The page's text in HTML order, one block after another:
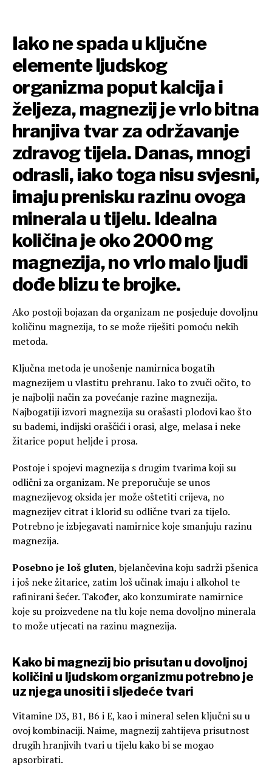
Iako ne spada u ključne
elemente ljudskog
organizma poput kalcija i
željeza, magnezij je vrlo bitna
hranjiva tvar za održavanje
zdravog tijela. Danas, mnogi
odrasli, iako toga nisu svjesni,
imaju prenisku razinu ovoga
minerala u tijelu. Idealna
količina je oko 2000 mg
magnezija, no vrlo malo ljudi
dođe blizu te brojke.
Ako postoji bojazan da organizam ne posjeduje dovoljnu
količinu magnezija, to se može riješiti pomoću nekih
metoda.
Ključna metoda je unošenje namirnica bogatih
magnezijem u vlastitu prehranu. Iako to zvuči očito, to
je najbolji način za povećanje razine magnezija.
Najbogatiji izvori magnezija su orašasti plodovi kao što
su bademi, indijski oraščići i orasi, alge, melasa i neke
žitarice poput heljde i prosa.
Postoje i spojevi magnezija s drugim tvarima koji su
odlični za organizam. Ne preporučuje se unos
magnezijevog oksida jer može oštetiti crijeva, no
magnezijev citrat i klorid su odlične tvari za tijelo.
Potrebno je izbjegavati namirnice koje smanjuju razinu
magnezija.
Posebno je loš gluten, bjelančevina koju sadrži pšenica
i još neke žitarice, zatim loš učinak imaju i alkohol te
rafinirani šećer. Također, ako konzumirate namirnice
koje su proizvedene na tlu koje nema dovoljno minerala
to može utjecati na razinu magnezija.
Kako bi magnezij bio prisutan u dovoljnoj
količini u ljudskom organizmu potrebno je
uz njega unositi i sljedeće tvari
Vitamine D3, B1, B6 i E, kao i mineral selen ključni su u
ovoj kombinaciji. Naime, magnezij zahtijeva prisutnost
drugih hranjivih tvari u tijelu kako bi se mogao
apsorbirati.